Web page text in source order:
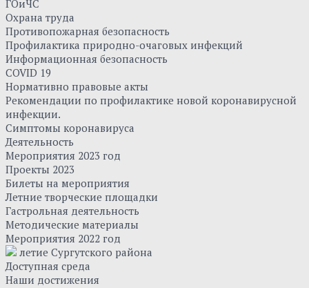
ГОиЧС
Охрана труда
Противопожарная безопасность
Профилактика природно-очаговых инфекций
Информационная безопасность
COVID 19
Нормативно правовые акты
Рекомендации по профилактике новой коронавирусной
инфекции.
Симптомы коронавируса
Деятельность
Мероприятия 2023 год
Проекты 2023
Билеты на мероприятия
Летние творческие площадки
Гастрольная деятельность
Методические материалы
Мероприятия 2022 год
летие Сургутского района
Доступная среда
Наши достижения